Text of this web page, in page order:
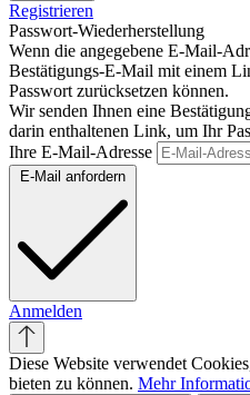
Registrieren
Passwort-Wiederherstellung
Wenn die angegebene E-Mail-
Bestätigungs-E-Mail mit einem
Passwort zurücksetzen können.
Wir senden Ihnen eine
darin enthaltenen Link, um Ihr
Ihre E-Mail-Adresse
E-Mail anfordern
Anmelden
Diese Website verwendet
bieten zu können. Mehr